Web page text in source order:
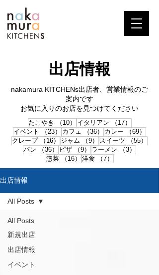
出店情報
nakamura KITCHENs出店者、営業情報のご
案内です
お気に入りのお店を見つけてください
たこやき （10） 10件の記事
イタリアン （17）
イベント
（23） 23件の記事
カフェ （36） 36件の記事
カレー （69）
クレープ
（16） 16件の記事
ジャム （9） 9件の記事
スイーツ （55）
パン
（36） 36件の記事
ピザ （9） 9件の記事
ラーメン （3）
惣菜
（16） 16件の記事
洋食 （7）
出店情報
All Posts
新規出店
出店情報
イベント
All Posts